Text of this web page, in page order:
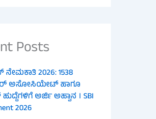
Posts
ನೇಮಕಾತಿ 2026: 1538
ಅಸೋಸಿಯೇಟ್ ಹಾಗೂ
ಅರ್ಜಿ ಅಹ್ವಾನ । SBI
2026